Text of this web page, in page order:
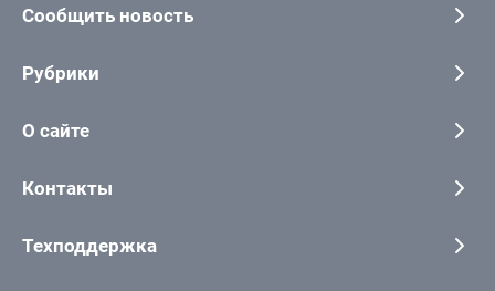
Сообщить новость
Рубрики
О сайте
Контакты
Техподдержка